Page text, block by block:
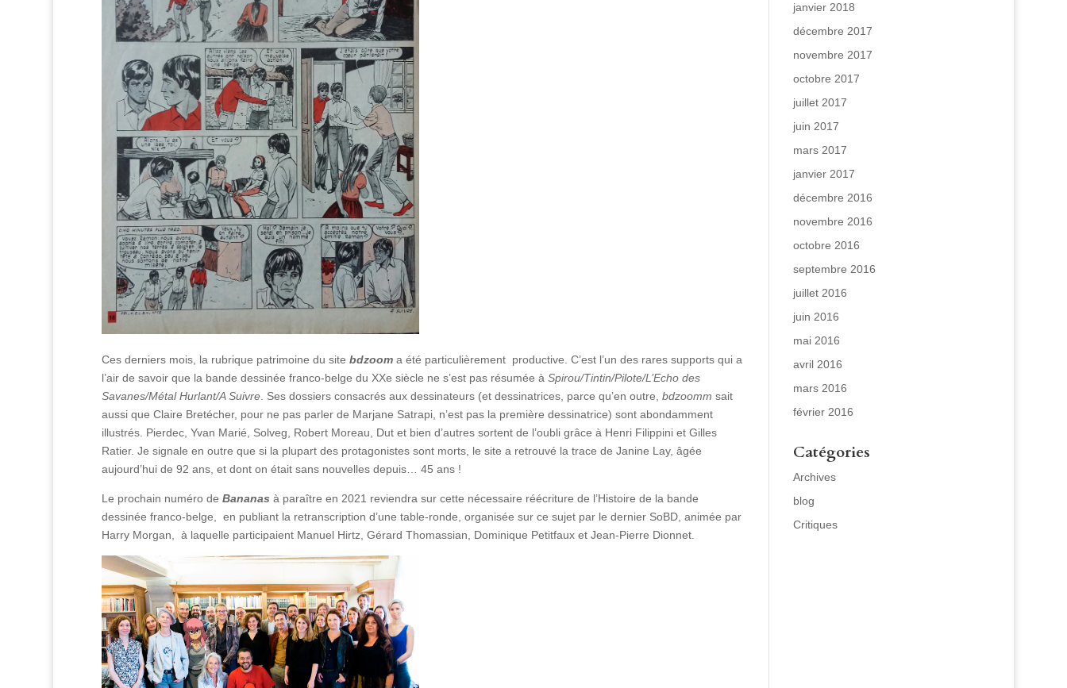
Ces derniers mois, la rubrique patrimoine du site bdzooma été particulièrement productive. C’est l’un des rares supports qui a
l’air de savoir que la bande dessinée franco-belge du XXe siècle ne s’est pas résumée à Spirou/Tintin/Pilote/L’Echo des
Savanes/Métal Hurlant/A Suivre. Ses dossiers consacrés aux dessinateurs (et dessinatrices, parce qu’en outre, bdzoomm sait
aussi que Claire Bretécher, pour ne pas parler de Marjane Satrapi, n’est pas la première dessinatrice) sont abondamment
illustrés. Pierdec, Yvan Marié, Solveg, Robert Moreau, Dut et bien d’autres sortent de l’oubli grâce à Henri Filippini et Gilles
Ratier. Je signale en outre que si la plupart des protagonistes sont morts, le site a retrouvé la trace de Janine Lay, âgée
aujourd’hui de 92 ans, et dont on était sans nouvelles depuis… 45 ans !
Le prochain numéro de Bananas à paraître en 2021 reviendra sur cette nécessaire réécriture de l’Histoire de la bande
dessinée franco-belge, en publiant la retranscription d’une table-ronde, organisée sur ce sujet par le dernier SoBD, animée par
Harry Morgan, à laquelle participaient Manuel Hirtz, Gérard Thomassian, Dominique Petitfaux et Jean-Pierre Dionnet.
janvier 2018
décembre 2017
novembre 2017
octobre 2017
juillet 2017
juin 2017
mars 2017
janvier 2017
décembre 2016
novembre 2016
octobre 2016
septembre 2016
juillet 2016
juin 2016
mai 2016
avril 2016
mars 2016
février 2016
Catégories
Archives
blog
Critiques